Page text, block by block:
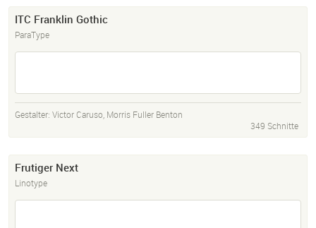
ITC Franklin Gothic
ParaType
Gestalter: Victor Caruso, Morris Fuller Benton
349 Schnitte
Frutiger Next
Linotype